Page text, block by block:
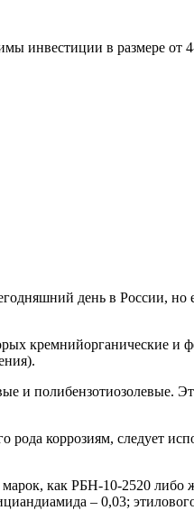
инвестиции в размере от
день в России,
кремнийорганические и
и полибензотиозолевые.
коррозиям, следует
как РБН-10-2520
– 0,03;